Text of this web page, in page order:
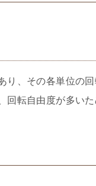
、その各単位の
回転自由度が多い